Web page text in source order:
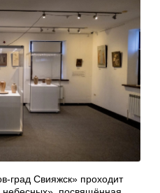
град Свияжск» проходит